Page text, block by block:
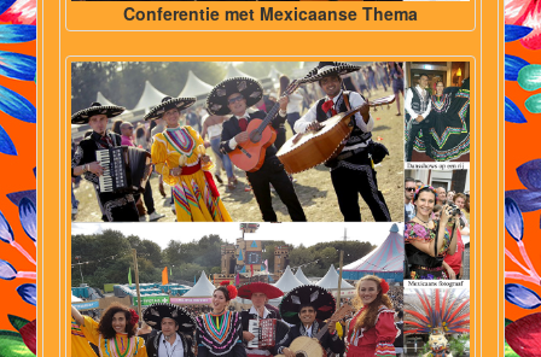
Conferentie met Mexicaanse Thema